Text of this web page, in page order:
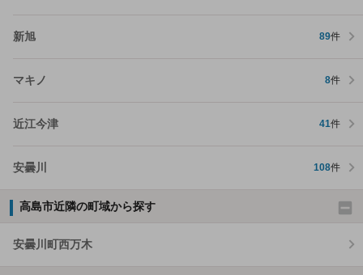
新旭 89件
マキノ 8件
近江今津 41件
安曇川 108件
高島市近隣の町域から探す
安曇川町西万木